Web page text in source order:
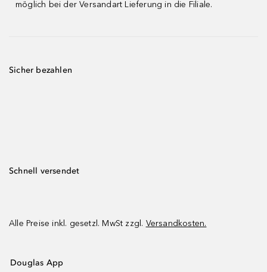
möglich bei der Versandart Lieferung in die Filiale.
Sicher bezahlen
Schnell versendet
Alle Preise inkl. gesetzl. MwSt zzgl. Versandkosten.
Douglas App